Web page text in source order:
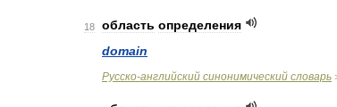
18 область определения
domain
Русско-английский синонимический словарь